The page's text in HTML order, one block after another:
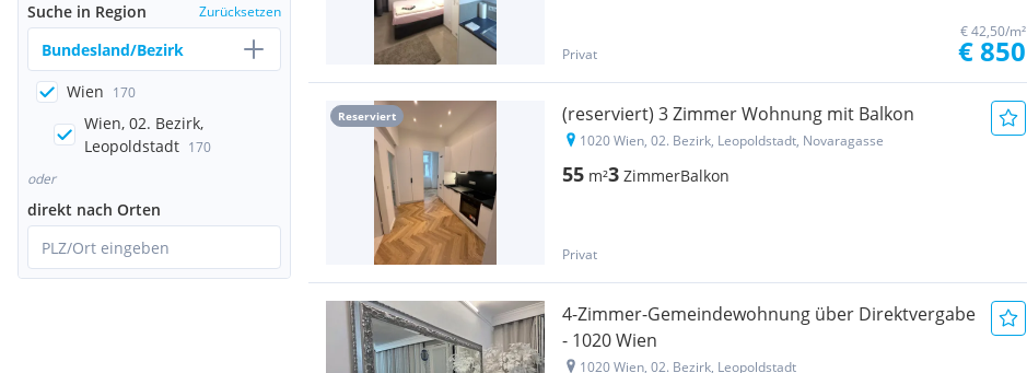
Suche in Region Zurücksetzen
Bundesland/Bezirk
Wien 170
Wien, 02. Bezirk,
Leopoldstadt 170
oder
direkt nach Orten
PLZ/Ort eingeben
Privat
€ 42,50/m²
€ 850
Reserviert (reserviert) 3 Zimmer Wohnung mit Balkon
1020 Wien, 02. Bezirk, Leopoldstadt, Novaragasse
55 m²3 ZimmerBalkon
Privat
4-Zimmer-Gemeindewohnung über Direktvergabe
- 1020 Wien
1020 Wien, 02. Bezirk, Leopoldstadt